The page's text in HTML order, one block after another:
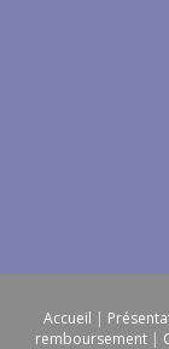
Accueil |
remboursement |